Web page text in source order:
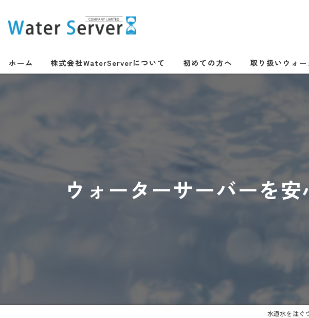
ホーム 株式会社WaterServerについて 初めての方へ 取り扱いウォ
ウォーターサーバーを
水道水を注ぐ